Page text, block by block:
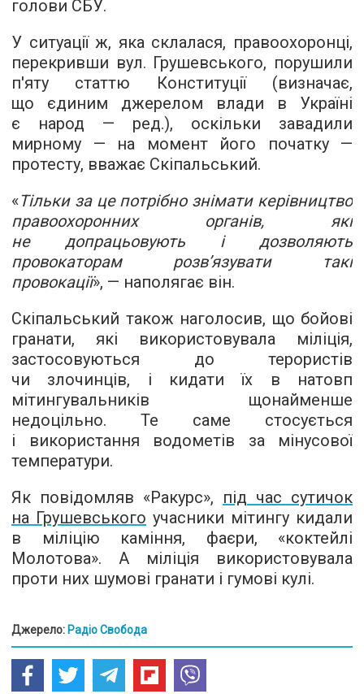
голови СБУ.
У ситуації ж, яка склалася, правоохоронці,
перекривши вул. Грушевського, порушили
п'яту статтю Конституції (визначає,
що єдиним джерелом влади в Україні
є народ — ред.), оскільки завадили
мирному — на момент його початку —
протесту, вважає Скіпальський.
«Тільки за це потрібно знімати керівництво
правоохоронних органів, які
не допрацьовують і дозволяють
провокаторам розв’язувати такі
провокації», — наполягає він.
Скіпальський також наголосив, що бойові
гранати, які використовувала міліція,
застосовуються до терористів
чи злочинців, і кидати їх в натовп
мітингувальників щонайменше
недоцільно. Те саме стосується
і використання водометів за мінусової
температури.
Як повідомляв «Ракурс», під час сутичок
на Грушевського учасники мітингу кидали
в міліцію каміння, фаєри, «коктейлі
Молотова». А міліція використовувала
проти них шумові гранати і гумові кулі.
Джерело: Радіо Свобода